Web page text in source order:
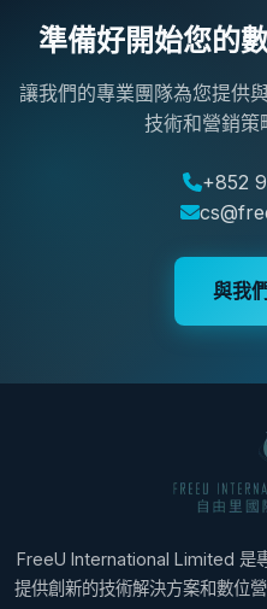
準備好開始您的
讓我們的專業團隊為您提供
技術和營銷策
+852
與我
FreeU International Limited 是
提供創新的技術解決方案和數位